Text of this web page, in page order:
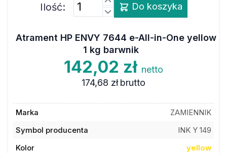
Ilość: Do koszyka
Atrament HP ENVY 7644 e-All-in-One yellow
1 kg barwnik
142,02 zł netto
174,68 zł brutto
Marka
ZAMIENNIK
Symbol producenta
INK Y 149
Kolor
yellow